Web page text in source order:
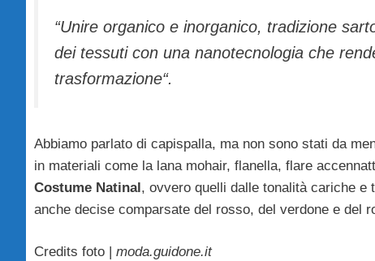
“Unire organico e inorganico, tradizione
dei tessuti con una nanotecnologia che
trasformazione“.
Abbiamo parlato di capispalla, ma non sono stati da
in materiali come la lana mohair, flanella, flare
Costume Natinal, ovvero quelli dalle tonalità cariche e
anche decise comparsate del rosso, del verdone e del
Credits foto | moda.guidone.it